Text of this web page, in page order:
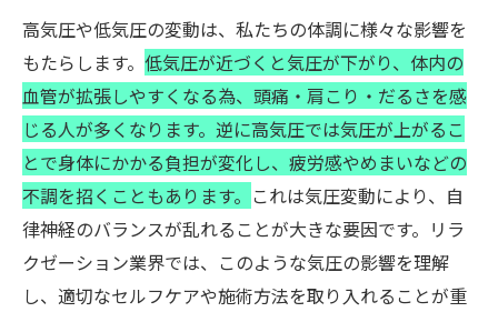
を過ごす為の最終ステップ
気圧変動による不調への即効アプローチ：専門
家おすすめのリラクゼーション法
正しい対策で体調改善！高低気圧と上手に付き
合う為の総まとめ
高気圧や低気圧の変動は、私たちの体調に様々な影響を
もたらします。 低気圧が近づくと気圧が下がり、体内の
血管が拡張しやすくなる為、頭痛・肩こり・だるさを感
じる人が多くなります。逆に高気圧では気圧が上がるこ
とで身体にかかる負担が変化し、疲労感やめまいなどの
不調を招くこともあります。 これは気圧変動により、自
律神経のバランスが乱れることが大きな要因です。リラ
クゼーション業界では、このような気圧の影響を理解
し、適切なセルフケアや施術方法を取り入れることが重